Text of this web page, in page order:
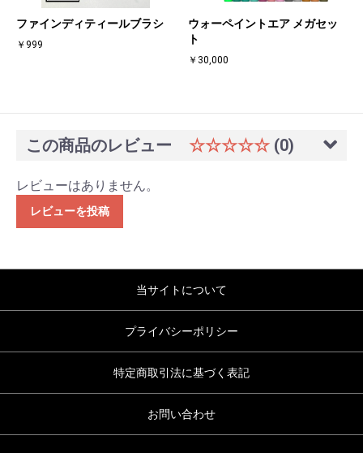
ファインディティールブラシ
￥999
ウォーペイントエア メガセッ
ト
￥30,000
この商品のレビュー ☆☆☆☆☆ (0)
レビューはありません。
レビューを投稿
当サイトについて
プライバシーポリシー
特定商取引法に基づく表記
お問い合わせ